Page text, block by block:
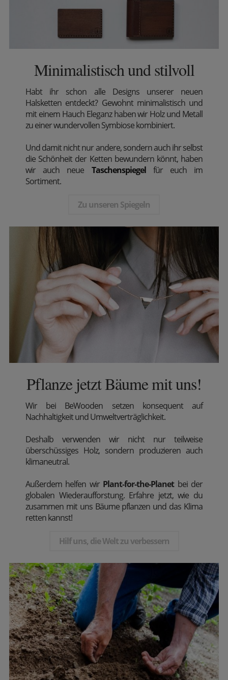
Minimalistisch und stilvoll
Habt ihr schon alle Designs unserer neuen
Halsketten entdeckt? Gewohnt minimalistisch und
mit einem Hauch Eleganz haben wir Holz und Metall
zu einer wundervollen Symbiose kombiniert.
Und damit nicht nur andere, sondern auch ihr selbst
die Schönheit der Ketten bewundern könnt, haben
wir auch neue Taschenspiegelfür euch im
Sortiment.
Zu unseren Spiegeln
Pflanze jetzt Bäume mit uns!
Wir bei BeWooden setzen konsequent auf
Nachhaltigkeit und Umweltverträglichkeit.
Deshalb verwenden wir nicht nur teilweise
überschüssiges Holz, sondern produzieren auch
klimaneutral.
Außerdem helfen wir Plant-for-the-Planetbei der
globalen Wiederaufforstung. Erfahre jetzt, wie du
zusammen mit uns Bäume pflanzen und das Klima
retten kannst!
Hilf uns, die Welt zu verbessern